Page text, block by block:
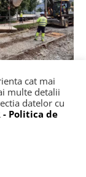
a liniei de
la
cat mai
multe detalii
datelor cu
- Politica de